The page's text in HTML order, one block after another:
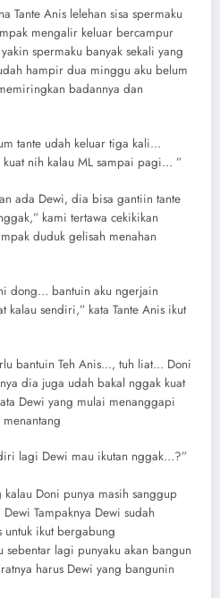
Tante Anis lelehan sisa spermaku
mengalir keluar bercampur
spermaku banyak sekali yang
hampir dua minggu aku belum
badannya dan
tante udah keluar tiga kali…
kuat nih kalau ML sampai pagi… ”
ada Dewi, dia bisa gantiin tante
kami tertawa cekikikan
duduk gelisah menahan
dong… bantuin aku ngerjain
sendiri,” kata Tante Anis ikut
bantuin Teh Anis…, tuh liat… Doni
dia juga udah bakal nggak kuat
Dewi yang mulai menanggapi
lagi Dewi mau ikutan nggak…?”
Doni punya masih sanggup
Tampaknya Dewi sudah
untuk ikut bergabung
lagi punyaku akan bangun
harus Dewi yang bangunin